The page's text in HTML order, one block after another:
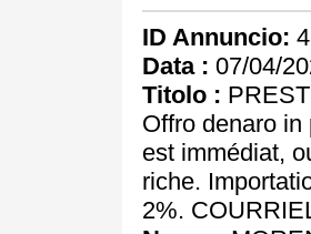
ID Annuncio:
Data : 07/04/
Titolo :
Offro denaro
est immédiat,
riche.
2%.